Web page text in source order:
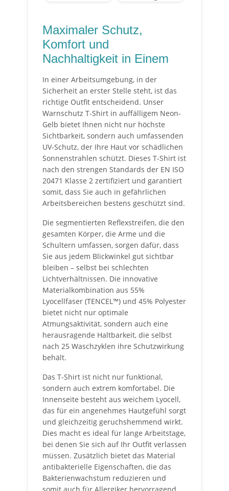
Maximaler Schutz,
Komfort und
Nachhaltigkeit in Einem
In einer Arbeitsumgebung, in der
Sicherheit an erster Stelle steht, ist das
richtige Outfit entscheidend. Unser
Warnschutz T-Shirt in auffälligem Neon-
Gelb bietet Ihnen nicht nur höchste
Sichtbarkeit, sondern auch umfassenden
UV-Schutz, der Ihre Haut vor schädlichen
Sonnenstrahlen schützt. Dieses T-Shirt ist
nach den strengen Standards der EN ISO
20471 Klasse 2 zertifiziert und garantiert
somit, dass Sie auch in gefährlichen
Arbeitsbereichen bestens geschützt sind.
Die segmentierten Reflexstreifen, die den
gesamten Körper, die Arme und die
Schultern umfassen, sorgen dafür, dass
Sie aus jedem Blickwinkel gut sichtbar
bleiben – selbst bei schlechten
Lichtverhältnissen. Die innovative
Materialkombination aus 55%
Lyocellfaser (TENCEL™) und 45% Polyester
bietet nicht nur optimale
Atmungsaktivität, sondern auch eine
herausragende Haltbarkeit, die selbst
nach 25 Waschzyklen ihre Schutzwirkung
behält.
Das T-Shirt ist nicht nur funktional,
sondern auch extrem komfortabel. Die
Innenseite besteht aus weichem Lyocell,
das für ein angenehmes Hautgefühl sorgt
und gleichzeitig geruchshemmend wirkt.
Dies macht es ideal für lange Arbeitstage,
bei denen Sie sich auf Ihr Outfit verlassen
müssen. Zusätzlich bietet das Material
antibakterielle Eigenschaften, die das
Bakterienwachstum reduzieren und